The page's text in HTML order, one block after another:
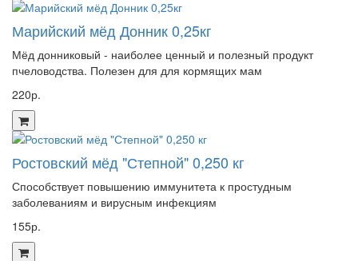
Марийский мёд Донник 0,25кг
Мёд донниковый - наиболее ценный и полезный продукт
пчеловодства. Полезен для для кормящих мам
220р.
Ростовский мёд "Степной" 0,250 кг
Способствует повышению иммунитета к простудным
заболеваниям и вирусным инфекциям
155р.